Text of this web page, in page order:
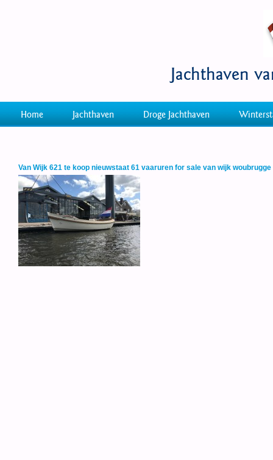
Jachthaven
Home Jachthaven Droge Jachthaven
Van Wijk 621 te koop nieuwstaat 61 vaaruren for sale van wijk woubrugge